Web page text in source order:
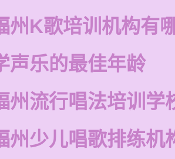
州K歌培训机构有
声乐的最佳年龄
州流行唱法培训学
州少儿唱歌排练机